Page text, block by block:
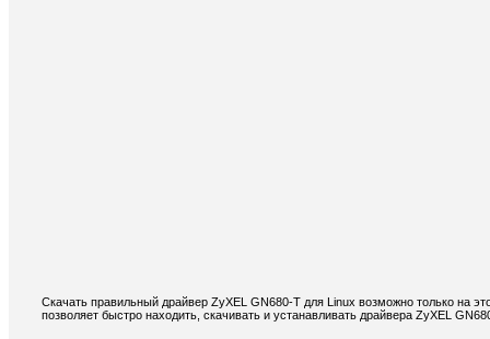
Скачать правильный драйвер ZyXEL GN680-T для Linux возможно только на
позволяет быстро находить, скачивать и устанавливать драйвера ZyXEL